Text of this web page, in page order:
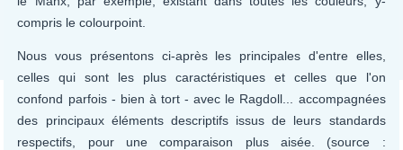
compris le colourpoint.
Nous vous présentons ci-après les principales d'entre elles,
celles qui sont les plus caractéristiques et celles que l'on
confond parfois - bien à tort - avec le Ragdoll... accompagnées
des principaux éléments descriptifs issus de leurs standards
respectifs, pour une comparaison plus aisée. (source :